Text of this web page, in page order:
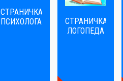
СТРАНИЧКА
ПСИХОЛОГА
СТРАНИЧКА
ЛОГОПЕДА